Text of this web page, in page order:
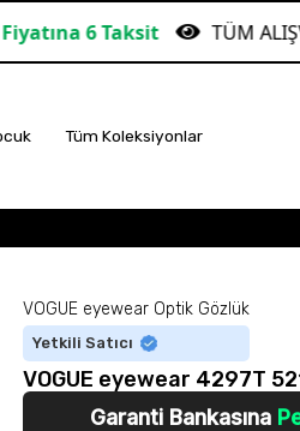
Taksit TÜM
Tüm Koleksiyonlar
VOGUE eyewear Optik Gözlük
Yetkili Satıcı
VOGUE eyewear 4297T
Garanti Bankasına